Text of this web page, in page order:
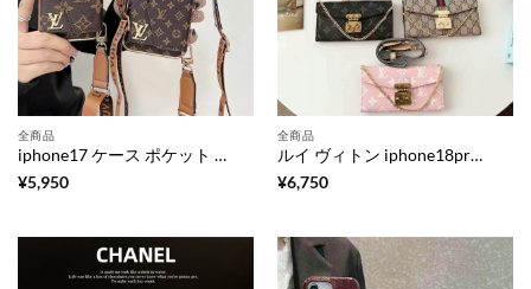
全商品
iphone17 ケース ポケット 付き 肩掛け iphone16plus/15plus ケース ブランド ルイ ヴィトン iphone17pro/16/15 ケース 芸能人 スマホケース 背面収納 iphone15pro/14pro ケース ブランド おしゃれ iphone14/13 ケース 大人 可愛い ブランド
¥5,950
全商品
ルイ ヴィトン iphone18pro/17/16 ケース 手帳 型 肩掛け iphone18promax/17pro ケース ブランド 手帳 型 スマホケース ショルダー iphone16pro/15pro ショルダー ストラップ ブランド ルイ ヴィトン iphone ケース 芸能人
¥6,750